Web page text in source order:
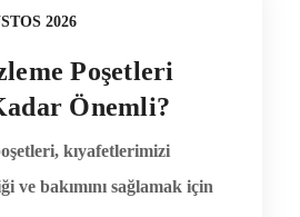
2026
Poşetleri
Önemli?
kıyafetlerimizi
ve bakımını sağlamak için